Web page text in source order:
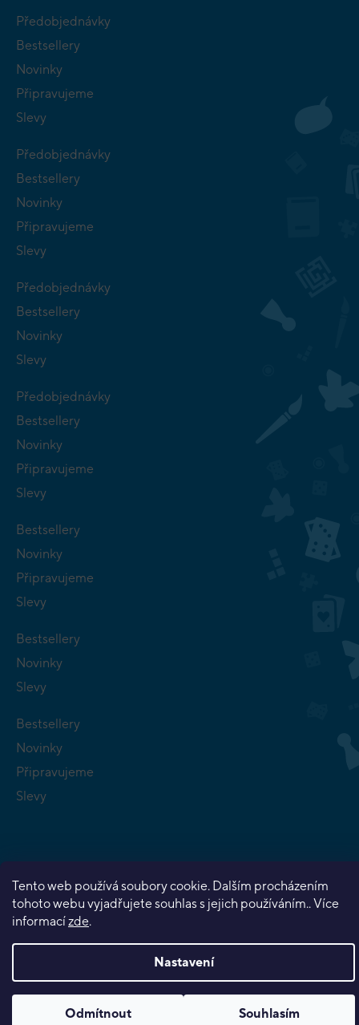
Tento web používá soubory cookie. Dalším procházením
tohoto webu vyjadřujete souhlas s jejich používáním.. Více
informacízde.
Nastavení
Odmítnout Souhlasím
Předobjednávky
Bestsellery
Novinky
Připravujeme
Slevy
Předobjednávky
Bestsellery
Novinky
Připravujeme
Slevy
Předobjednávky
Bestsellery
Novinky
Slevy
Předobjednávky
Bestsellery
Novinky
Připravujeme
Slevy
Bestsellery
Novinky
Připravujeme
Slevy
Bestsellery
Novinky
Slevy
Bestsellery
Novinky
Připravujeme
Slevy
Vytvořil Shoptet Premium
Copyright 2026 Planeta her. Všechna práva vyhrazena.